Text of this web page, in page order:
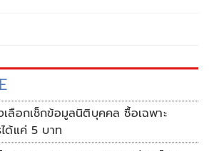
เลือกเช็กข้อมูลนิติบุคคล ซื้อเฉพาะ
ด้แค่ 5 บาท